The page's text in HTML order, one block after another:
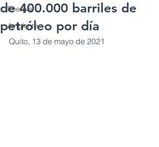
Energía
Ambiente
de 400.000 barriles de
petróleo por día
Quito, 13 de mayo de 2021